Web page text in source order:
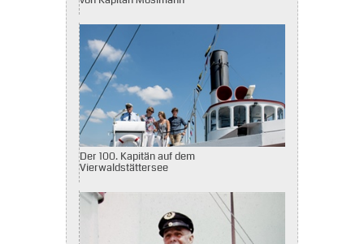
Der 100. Kapitän auf dem
Vierwaldstättersee